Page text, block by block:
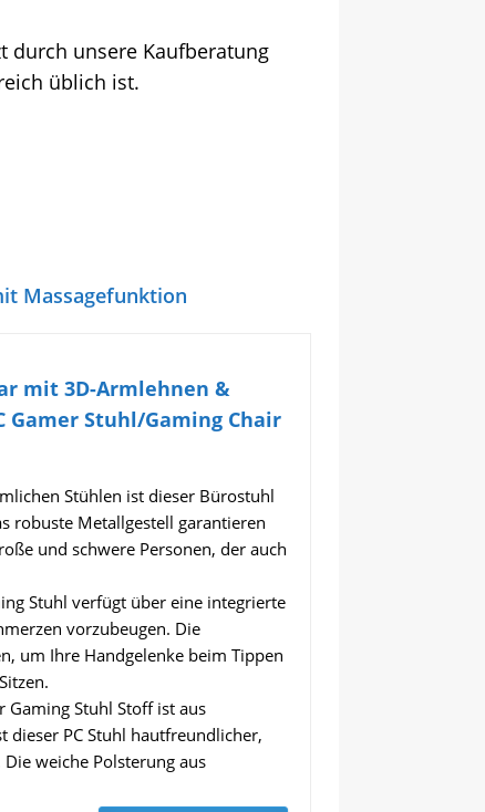
durch unsere Kaufberatung
üblich ist.
Massagefunktion
mit 3D-Armlehnen &
Gamer Stuhl/Gaming Chair
Stühlen ist dieser Bürostuhl
robuste Metallgestell garantieren
und schwere Personen, der auch
Stuhl verfügt über eine integrierte
vorzubeugen. Die
um Ihre Handgelenke beim Tippen
Gaming Stuhl Stoff ist aus
dieser PC Stuhl hautfreundlicher,
weiche Polsterung aus